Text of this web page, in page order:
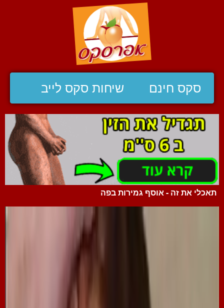
סקס חינם שיחות סקס לייב
תאכלי את זה - אוסף גמירות בפה